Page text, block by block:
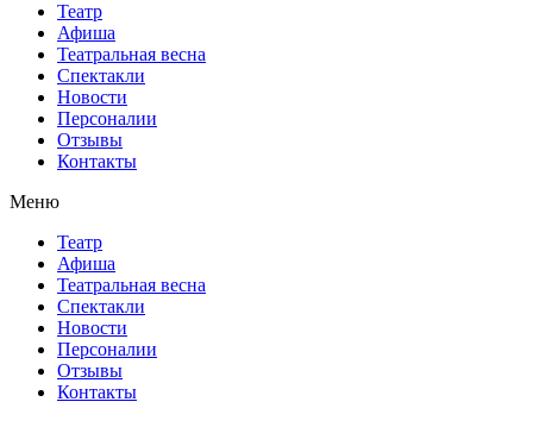
Театр
Афиша
Театральная весна
Спектакли
Новости
Персоналии
Отзывы
Контакты
Меню
Театр
Афиша
Театральная весна
Спектакли
Новости
Персоналии
Отзывы
Контакты